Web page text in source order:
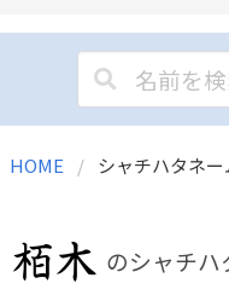
HOME シャチハタネ
のシャチハ